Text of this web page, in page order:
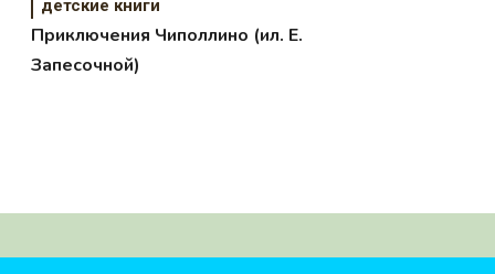
детские книги
Приключения Чиполлино (ил. Е.
Запесочной)